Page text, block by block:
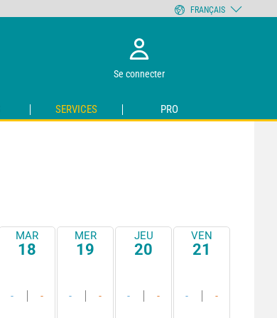
Se connecter
SERVICES PRO
MAR
18
- -
MER
19
- -
JEU
20
- -
VEN
21
- -
FRANÇAIS